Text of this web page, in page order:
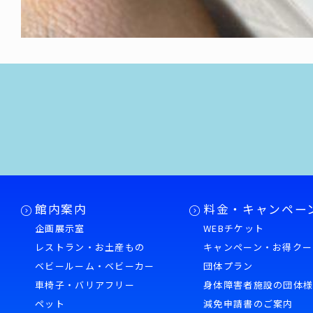
館内案内
企画展示室
レストラン・お土産もの
ベビールーム・ベビーカー
車椅子・バリアフリー
ペット
料金・キャンペー
WEBチケット
キャンペーン・お得ク
団体プラン
身体障害者施設の団体様
減免申請書のご案内